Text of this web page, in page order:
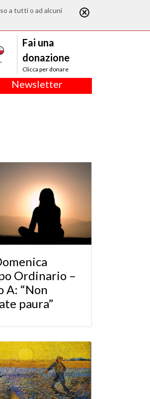
a tutti o ad alcuni
Fai una
donazione
Clicca per donare
Newsletter
Ordinario –
A: “Non
paura”